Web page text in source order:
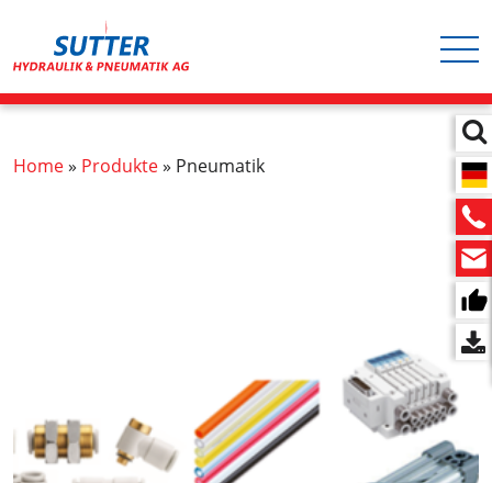
Inhalt
Hauptnavigation
Pfadnavigation
Home Produkte Pneumatik